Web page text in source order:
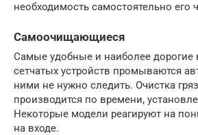
необходимость самостоятельно его
Самоочищающиеся
Самые удобные и наиболее
сетчатых устройств промываются
ними не нужно следить. Очистка
производится по времени,
Некоторые модели реагируют на
на входе.